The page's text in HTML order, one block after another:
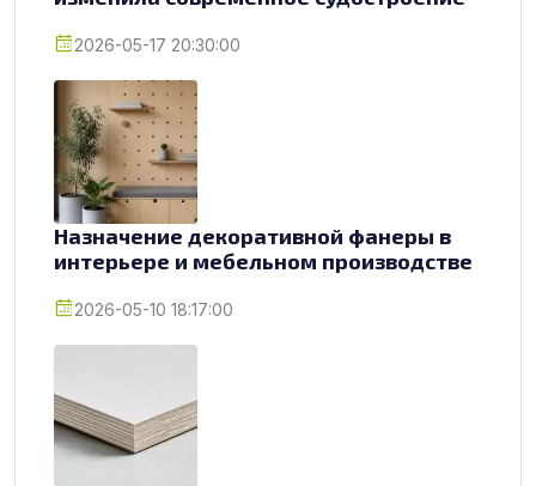
2026-05-17 20:30:00
Назначение декоративной фанеры в
интерьере и мебельном производстве
2026-05-10 18:17:00